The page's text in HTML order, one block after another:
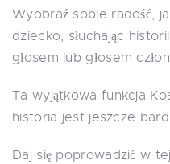
Wyobraź sobie radość,
dziecko, słuchając
głosem lub głosem
Ta wyjątkowa funkcja
historia jest jeszcze
Daj się poprowadzić w